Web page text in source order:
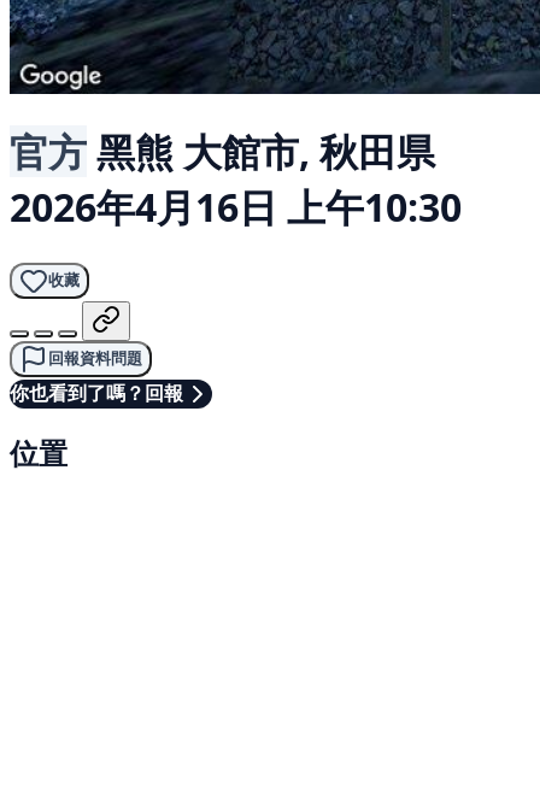
官方黑熊 大館市, 秋田県
2026年4月16日 上午10:30
收藏
回報資料問題
你也看到了嗎？回報
位置